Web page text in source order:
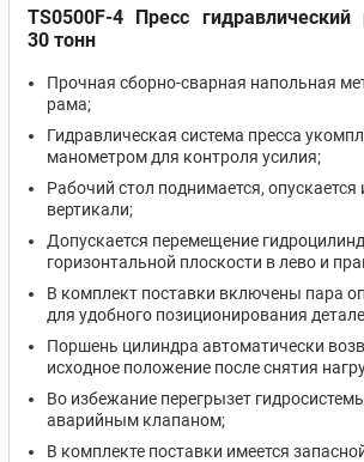
TS0500F-4 Пресс гидравлический
30 тонн
Прочная сборно-сварная напольная
рама;
Гидравлическая система пресса
манометром для контроля усилия;
Рабочий стол поднимается, опускается
вертикали;
Допускается перемещение
горизонтальной плоскости в лево и
В комплект поставки включены пара
для удобного позиционирования
Поршень цилиндра автоматически
исходное положение после снятия
Во избежание перегрызет
аварийным клапаном;
В комплекте поставки имеется